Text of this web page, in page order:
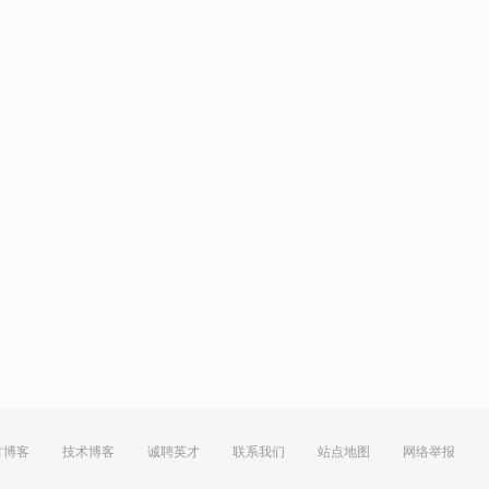
博客 技术博客 诚聘英才 联系我们 站点地图 网络举报